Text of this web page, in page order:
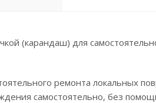
(карандаш) для
ремонта локальных
самостоятельно, без